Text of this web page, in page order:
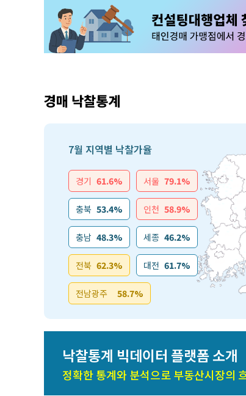
경매 낙찰통계
7월 지역별 낙찰가율
경기 61.6% 서울 79.1%
충북 53.4% 인천 58.9%
충남 48.3% 세종 46.2%
전북 62.3% 대전 61.7%
전남광주 58.7%
낙찰통계 빅데이터 플랫폼 소개
정확한 통계와 분석으로 부동산시장의